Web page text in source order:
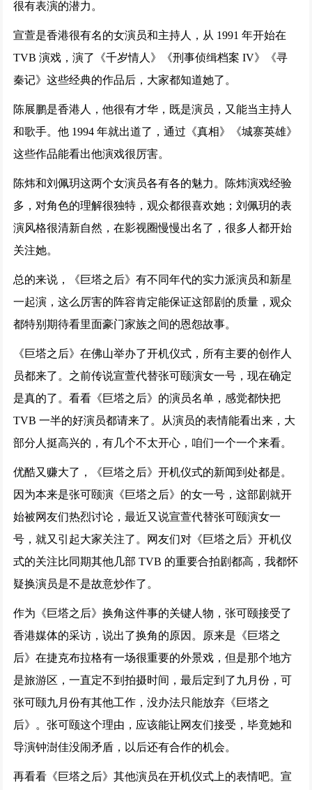
很有表演的潜力。
宣萱是香港很有名的女演员和主持人，从 1991 年开始在
TVB 演戏，演了《千岁情人》《刑事侦缉档案 IV》《寻
秦记》这些经典的作品后，大家都知道她了。
陈展鹏是香港人，他很有才华，既是演员，又能当主持人
和歌手。他 1994 年就出道了，通过《真相》《城寨英雄》
这些作品能看出他演戏很厉害。
陈炜和刘佩玥这两个女演员各有各的魅力。陈炜演戏经验
多，对角色的理解很独特，观众都很喜欢她；刘佩玥的表
演风格很清新自然，在影视圈慢慢出名了，很多人都开始
关注她。
总的来说，《巨塔之后》有不同年代的实力派演员和新星
一起演，这么厉害的阵容肯定能保证这部剧的质量，观众
都特别期待看里面豪门家族之间的恩怨故事。
《巨塔之后》在佛山举办了开机仪式，所有主要的创作人
员都来了。之前传说宣萱代替张可颐演女一号，现在确定
是真的了。看看《巨塔之后》的演员名单，感觉都快把
TVB 一半的好演员都请来了。从演员的表情能看出来，大
部分人挺高兴的，有几个不太开心，咱们一个一个来看。
优酷又赚大了，《巨塔之后》开机仪式的新闻到处都是。
因为本来是张可颐演《巨塔之后》的女一号，这部剧就开
始被网友们热烈讨论，最近又说宣萱代替张可颐演女一
号，就又引起大家关注了。网友们对《巨塔之后》开机仪
式的关注比同期其他几部 TVB 的重要合拍剧都高，我都怀
疑换演员是不是故意炒作了。
作为《巨塔之后》换角这件事的关键人物，张可颐接受了
香港媒体的采访，说出了换角的原因。原来是《巨塔之
后》在捷克布拉格有一场很重要的外景戏，但是那个地方
是旅游区，一直定不到拍摄时间，最后定到了九月份，可
张可颐九月份有其他工作，没办法只能放弃《巨塔之
后》。张可颐这个理由，应该能让网友们接受，毕竟她和
导演钟澍佳没闹矛盾，以后还有合作的机会。
再看看《巨塔之后》其他演员在开机仪式上的表情吧。宣